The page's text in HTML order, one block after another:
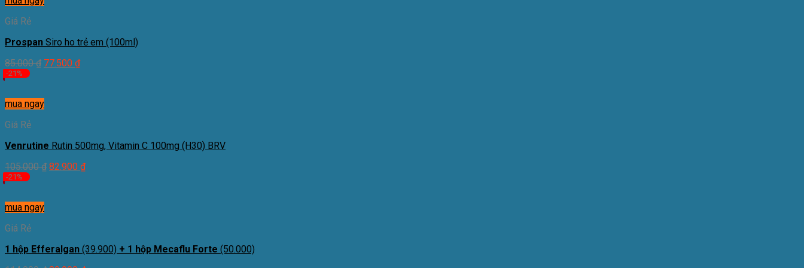
Giá Rẻ
Prospan Siro ho trẻ em (100ml)
85.000₫ 77.500 ₫
-21%
mua ngay
Giá Rẻ
Venrutine Rutin 500mg, Vitamin C 100mg (H30) BRV
105.000₫ 82.900 ₫
-21%
mua ngay
Giá Rẻ
1 hộp Efferalgan (39.900) + 1 hộp Mecaflu Forte (50.000)